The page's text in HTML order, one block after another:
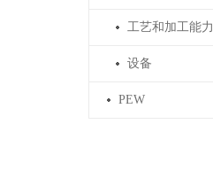
工艺和加工能力
设备
PEW